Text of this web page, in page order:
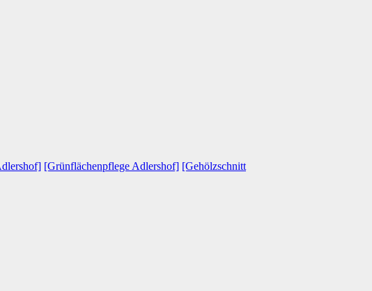
[Grünflächenpflege Adlershof] [Gehölzschnitt